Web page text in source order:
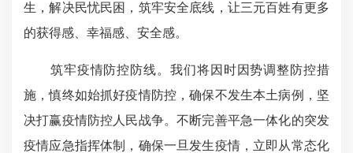
生，解决民忧民困，筑牢安全底线，让三元百姓有更多
的获得感、幸福感、安全感。
筑牢疫情防控防线。我们将因时因势调整防控措
施，慎终如始抓好疫情防控，确保不发生本土病例，坚
决打赢疫情防控人民战争。不断完善平急一体化的突发
疫情应急指挥体制，确保一旦发生疫情，立即从常态化